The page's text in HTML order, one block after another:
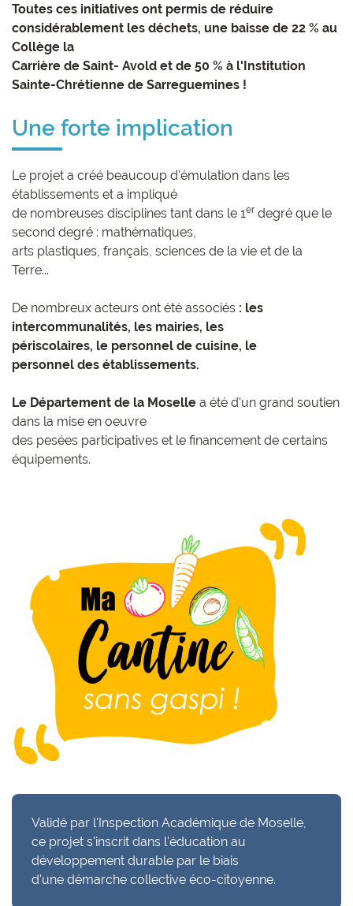
Toutes ces initiatives ont permis de réduire
considérablement les déchets, une baisse de 22 % au
Collège la
Carrière de Saint- Avold et de 50 % à l'Institution
Sainte-Chrétienne de Sarreguemines !
Une forte implication
Le projet a créé beaucoup d'émulation dans les
établissements et a impliqué
de nombreuses disciplines tant dans le 1er degré que le
second degré : mathématiques,
arts plastiques, français, sciences de la vie et de la
Terre...
De nombreux acteurs ont été associés : les
intercommunalités, les mairies, les
périscolaires, le personnel de cuisine, le
personnel des établissements.
Le Département de la Moselle a été d'un grand soutien
dans la mise en oeuvre
des pesées participatives et le financement de certains
équipements.
Validé par l'Inspection Académique de Moselle,
ce projet s'inscrit dans l'éducation au
développement durable par le biais
d'une démarche collective éco-citoyenne.